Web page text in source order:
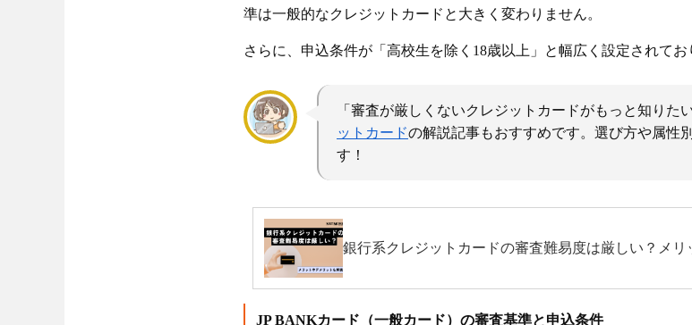
準は一般的なクレジットカードと大きく変わりません。
さらに、申込条件が「高校生を除く18歳以上」と幅広く設定されてお
「審査が厳しくないクレジットカードがもっと知りた
ットカードの解説記事もおすすめです。選び方や属性
す！
銀行系クレジットカードの審査難易度は厳しい？メリ
JP BANKカード（一般カード）の審査基準と申込条件